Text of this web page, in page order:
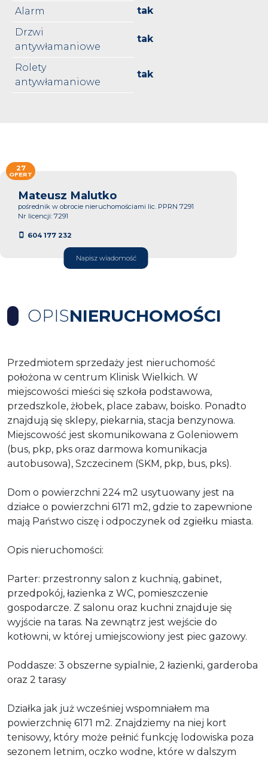
Alarm
tak
Drzwi
antywłamaniowe
tak
Rolety
antywłamaniowe
tak
Mateusz Malutko
pośrednik w obrocie nieruchomościami lic. PPRN 7291
Nr licencji: 7291
604 177 232
Napisz wiadomość
27
OFERT
OPISNIERUCHOMOŚCI
Przedmiotem sprzedaży jest nieruchomość
położona w centrum Klinisk Wielkich. W
miejscowości mieści się szkoła podstawowa,
przedszkole, żłobek, place zabaw, boisko. Ponadto
znajdują się sklepy, piekarnia, stacja benzynowa.
Miejscowość jest skomunikowana z Goleniowem
(bus, pkp, pks oraz darmowa komunikacja
autobusowa), Szczecinem (SKM, pkp, bus, pks).
Dom o powierzchni 224 m2 usytuowany jest na
działce o powierzchni 6171 m2, gdzie to zapewnione
mają Państwo ciszę i odpoczynek od zgiełku miasta.
Opis nieruchomości:
Parter: przestronny salon z kuchnią, gabinet,
przedpokój, łazienka z WC, pomieszczenie
gospodarcze. Z salonu oraz kuchni znajduje się
wyjście na taras. Na zewnątrz jest wejście do
kotłowni, w której umiejscowiony jest piec gazowy.
Poddasze: 3 obszerne sypialnie, 2 łazienki, garderoba
oraz 2 tarasy
Działka jak już wcześniej wspomniałem ma
powierzchnię 6171 m2. Znajdziemy na niej kort
tenisowy, który może pełnić funkcję lodowiska poza
sezonem letnim, oczko wodne, które w dalszym